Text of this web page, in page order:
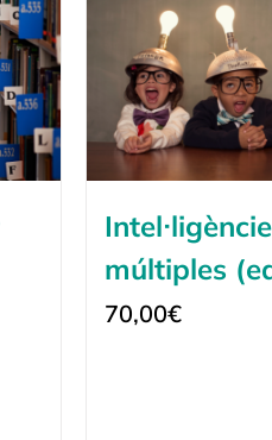
múltiples
70,00€